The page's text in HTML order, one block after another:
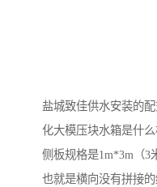
盐城致佳供水安装的
化大模压块水箱是什么
侧板规格是1m*3m（3
也就是横向没有拼接的